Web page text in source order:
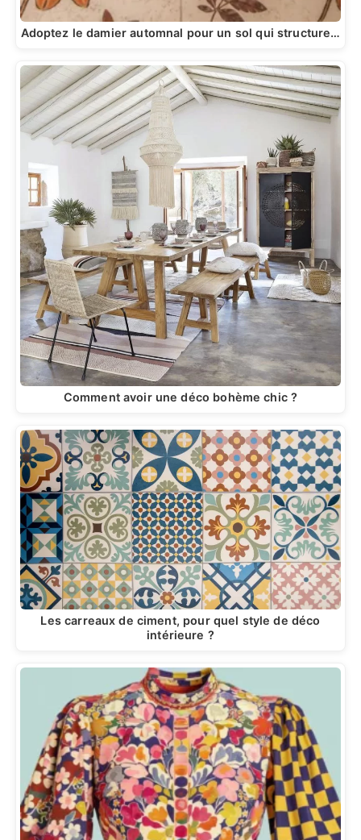
Adoptez le damier automnal pour un sol qui structure…
Comment avoir une déco bohème chic ?
Les carreaux de ciment, pour quel style de déco
intérieure ?